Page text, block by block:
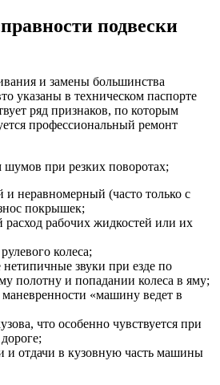
подвески
и замены большинства
указаны в техническом паспорте
ряд признаков, по которым
профессиональный ремонт
при резких поворотах;
неравномерный (часто только с
покрышек;
рабочих жидкостей или их
колеса;
звуки при езде по
полотну и попадании колеса в яму;
«машину ведет в
что особенно чувствуется при
и отдачи в кузовную часть машины